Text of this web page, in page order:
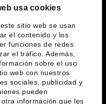
usa cookies
sitio web se usan
el contenido y los
funciones de redes
el tráfico. Además,
sobre el uso
web con nuestros
sociales, publicidad y
pueden
información que les